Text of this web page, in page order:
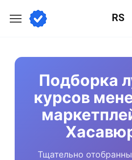
содержанию
RS
Подборка
курсов
Тщательно